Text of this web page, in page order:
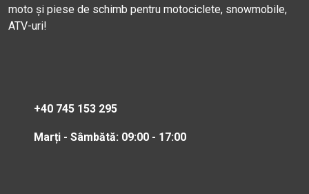
moto și piese de schimb pentru motociclete, snowmobile,
ATV-uri!
+40 745 153 295
Marți - Sâmbătă: 09:00 - 17:00